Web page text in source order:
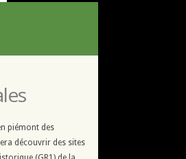
piémont des
découvrir des sites